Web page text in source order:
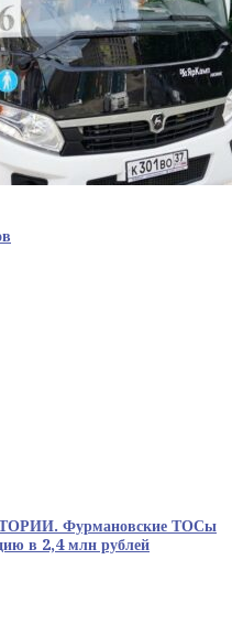
Фурмановские ТОСы
в 2,4 млн рублей